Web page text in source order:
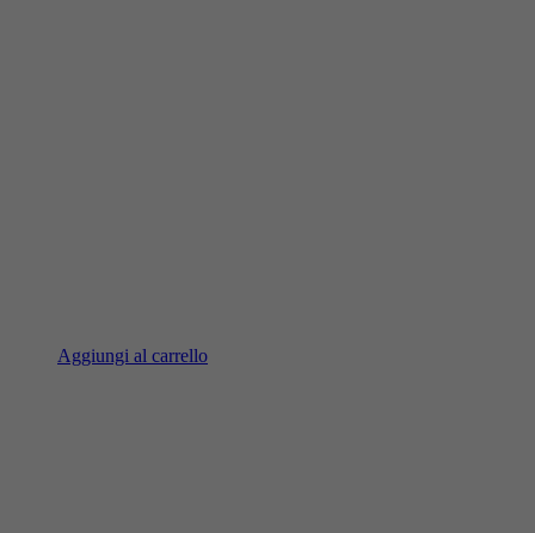
Aggiungi al carrello